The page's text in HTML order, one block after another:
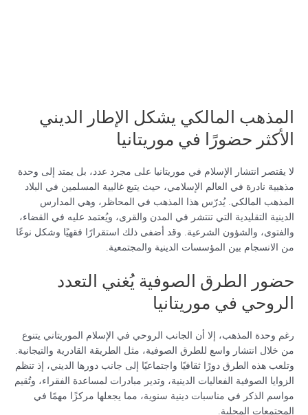
المذهب المالكي يشكل الإطار الديني
الأكثر حضورًا في موريتانيا
لا يقتصر انتشار الإسلام في موريتانيا على مجرد عدد، بل يمتد إلى وحدة
مذهبية نادرة في العالم الإسلامي، حيث يتبع غالبية المسلمين في البلاد
المذهب المالكي. يُدرّس هذا المذهب في المحاظر، وهي المدارس
الدينية التقليدية التي تنتشر في المدن والقرى، ويُعتمد عليه في القضاء،
والفتوى، والشؤون الشرعية. وقد أضفى ذلك استقرارًا فقهيًا وشكل نوعًا
من الانسجام بين المؤسسات الدينية والمجتمعية.
حضور الطرق الصوفية يُغني التعدد
الروحي في موريتانيا
رغم وحدة المذهب، إلا أن الجانب الروحي في الإسلام الموريتاني يتنوع
من خلال انتشار واسع للطرق الصوفية، مثل الطريقة القادرية والتيجانية.
وتلعب هذه الطرق دورًا ثقافيًا واجتماعيًا إلى جانب دورها الديني، إذ تنظم
الزوايا الصوفية الفعاليات الدينية، وتدير مبادرات لمساعدة الفقراء، وتُقيم
مواسم الذكر في مناسبات دينية سنوية، مما يجعلها مركزًا مهمًا في
المجتمعات المحلية.